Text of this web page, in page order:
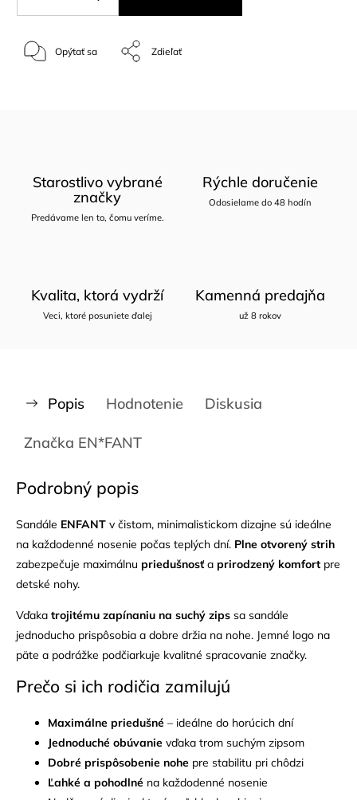
Opýtať sa Zdieľať
Starostlivo vybrané
značky
Predávame len to, čomu veríme.
Rýchle doručenie
Odosielame do 48 hodín
Kvalita, ktorá vydrží
Veci, ktoré posuniete ďalej
Kamenná predajňa
už 8 rokov
Popis Hodnotenie Diskusia
Značka EN*FANT
Podrobný popis
Sandále ENFANT v čistom, minimalistickom dizajne sú ideálne
na každodenné nosenie počas teplých dní. Plne otvorený strih
zabezpečuje maximálnu priedušnosť a prirodzený komfort pre
detské nohy.
Vďaka trojitému zapínaniu na suchý zips sa sandále
jednoducho prispôsobia a dobre držia na nohe. Jemné logo na
päte a podrážke podčiarkuje kvalitné spracovanie značky.
Prečo si ich rodičia zamilujú
Maximálne priedušné – ideálne do horúcich dní
Jednoduché obúvanie vďaka trom suchým zipsom
Dobré prispôsobenie nohe pre stabilitu pri chôdzi
Ľahké a pohodlné na každodenné nosenie